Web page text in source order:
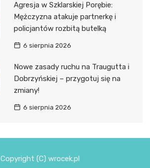
Agresja w Szklarskiej Porębie:
Mężczyzna atakuje partnerkę i
policjantów rozbitą butelką
6 sierpnia 2026
Nowe zasady ruchu na Traugutta i
Dobrzyńskiej – przygotuj się na
zmiany!
6 sierpnia 2026
Copyright (C) wrocek.pl